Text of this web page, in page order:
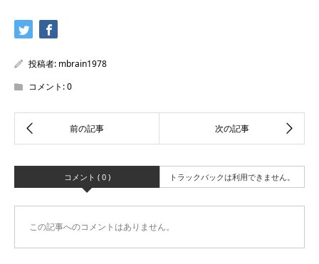
投稿者: mbrain1978
コメント:0
コメント ( 0 ) トラックバックは利用できません。
この記事へのコメントはありません。